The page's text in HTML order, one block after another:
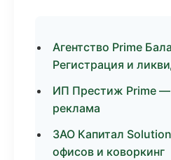
Агентство Prime
Регистрация и
ИП Престиж Prime —
реклама
ЗАО Капитал
офисов и коворкинг